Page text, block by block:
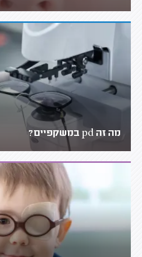
מה זה pd במשקפיים?